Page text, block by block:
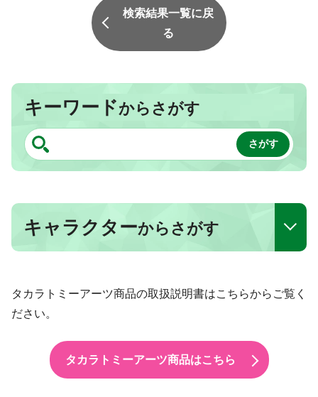
検索結果一覧に戻
る
キーワードからさがす
キャラクターからさがす
タカラトミーアーツ商品の取扱説明書はこちらからご覧く
ださい。
タカラトミーアーツ商品はこちら